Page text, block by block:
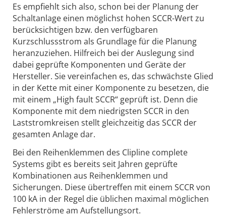
Es empfiehlt sich also, schon bei der Planung der
Schaltanlage einen möglichst hohen SCCR-Wert zu
berücksichtigen bzw. den verfügbaren
Kurzschlussstrom als Grundlage für die Planung
heranzuziehen. Hilfreich bei der Auslegung sind
dabei geprüfte Komponenten und Geräte der
Hersteller. Sie vereinfachen es, das schwächste Glied
in der Kette mit einer Komponente zu besetzen, die
mit einem „High fault SCCR“ geprüft ist. Denn die
Komponente mit dem niedrigsten SCCR in den
Laststromkreisen stellt gleichzeitig das SCCR der
gesamten Anlage dar.
Bei den Reihenklemmen des Clipline complete
Systems gibt es bereits seit Jahren geprüfte
Kombinationen aus Reihenklemmen und
Sicherungen. Diese übertreffen mit einem SCCR von
100 kA in der Regel die üblichen maximal möglichen
Fehlerströme am Aufstellungsort.